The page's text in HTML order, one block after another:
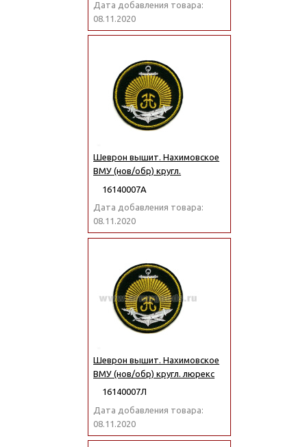
Дата добавления товара:
08.11.2020
Шеврон вышит. Нахимовское
ВМУ (нов/обр) кругл.
16140007А
Дата добавления товара:
08.11.2020
Шеврон вышит. Нахимовское
ВМУ (нов/обр) кругл. люрекс
16140007Л
Дата добавления товара:
08.11.2020